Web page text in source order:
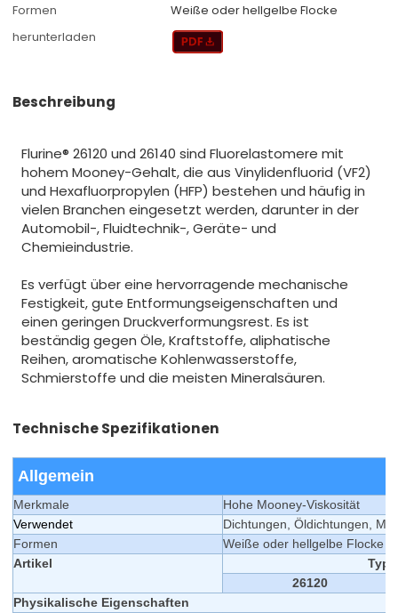
Formen
Weiße oder hellgelbe Flocke
herunterladen
Beschreibung
Flurine® 26120 und 26140 sind Fluorelastomere mit
hohem Mooney-Gehalt, die aus Vinylidenfluorid (VF2)
und Hexafluorpropylen (HFP) bestehen und häufig in
vielen Branchen eingesetzt werden, darunter in der
Automobil-, Fluidtechnik-, Geräte- und
Chemieindustrie.
Es verfügt über eine hervorragende mechanische
Festigkeit, gute Entformungseigenschaften und
einen geringen Druckverformungsrest. Es ist
beständig gegen Öle, Kraftstoffe, aliphatische
Reihen, aromatische Kohlenwasserstoffe,
Schmierstoffe und die meisten Mineralsäuren.
Technische Spezifikationen
Allgemein
Merkmale
Hohe Mooney-Viskosität
Verwendet
Dichtungen, Öldichtungen,
Formen
Weiße oder hellgelbe Flocke
Artikel
26120
Physikalische Eigenschaften